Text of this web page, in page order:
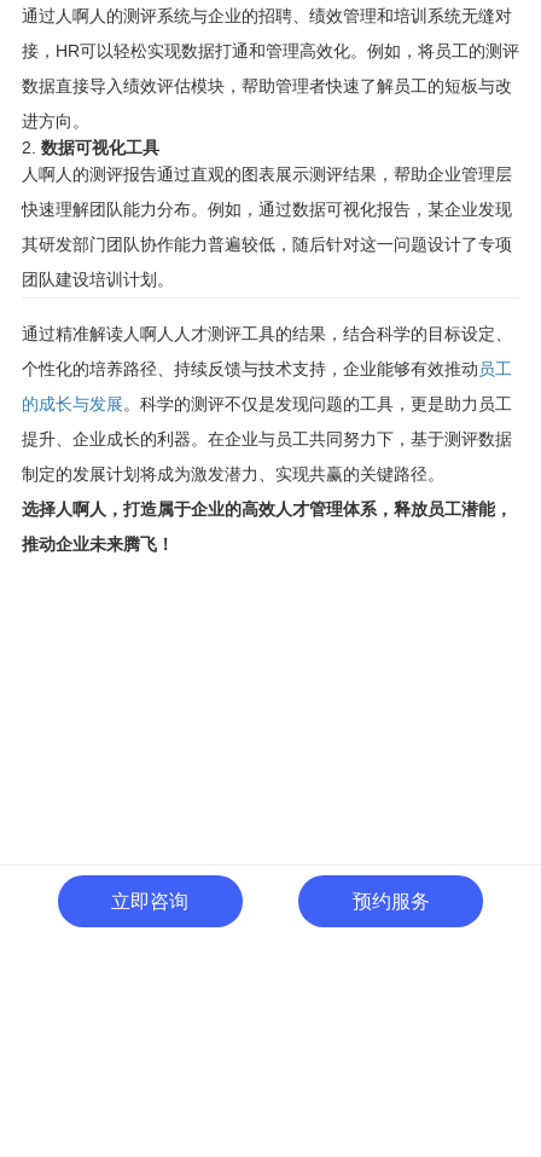
通过人啊人的测评系统与企业的招聘、绩效管理和培训系统无缝对
接，HR可以轻松实现数据打通和管理高效化。例如，将员工的测评
数据直接导入绩效评估模块，帮助管理者快速了解员工的短板与改
进方向。
2. 数据可视化工具
人啊人的测评报告通过直观的图表展示测评结果，帮助企业管理层
快速理解团队能力分布。例如，通过数据可视化报告，某企业发现
其研发部门团队协作能力普遍较低，随后针对这一问题设计了专项
团队建设培训计划。
通过精准解读人啊人人才测评工具的结果，结合科学的目标设定、
个性化的培养路径、持续反馈与技术支持，企业能够有效推动员工
的成长与发展。科学的测评不仅是发现问题的工具，更是助力员工
提升、企业成长的利器。在企业与员工共同努力下，基于测评数据
制定的发展计划将成为激发潜力、实现共赢的关键路径。
选择人啊人，打造属于企业的高效人才管理体系，释放员工潜能，
推动企业未来腾飞！
全国热线: 400-996-0801
立即咨询 预约服务